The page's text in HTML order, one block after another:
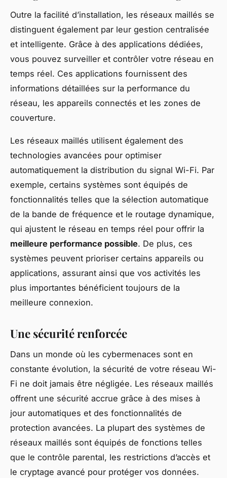
Outre la facilité d’installation, les réseaux maillés se
distinguent également par leur gestion centralisée
et intelligente. Grâce à des applications dédiées,
vous pouvez surveiller et contrôler votre réseau en
temps réel. Ces applications fournissent des
informations détaillées sur la performance du
réseau, les appareils connectés et les zones de
couverture.
Les réseaux maillés utilisent également des
technologies avancées pour optimiser
automatiquement la distribution du signal Wi-Fi. Par
exemple, certains systèmes sont équipés de
fonctionnalités telles que la sélection automatique
de la bande de fréquence et le routage dynamique,
qui ajustent le réseau en temps réel pour offrir la
meilleure performance possible. De plus, ces
systèmes peuvent prioriser certains appareils ou
applications, assurant ainsi que vos activités les
plus importantes bénéficient toujours de la
meilleure connexion.
Une sécurité renforcée
Dans un monde où les cybermenaces sont en
constante évolution, la sécurité de votre réseau Wi-
Fi ne doit jamais être négligée. Les réseaux maillés
offrent une sécurité accrue grâce à des mises à
jour automatiques et des fonctionnalités de
protection avancées. La plupart des systèmes de
réseaux maillés sont équipés de fonctions telles
que le contrôle parental, les restrictions d’accès et
le cryptage avancé pour protéger vos données.